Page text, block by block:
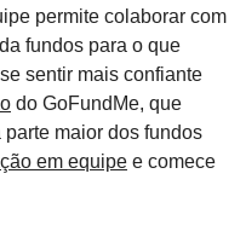
permite colaborar com
fundos para o que
sentir mais confiante
do GoFundMe, que
maior dos fundos
em equipe e comece